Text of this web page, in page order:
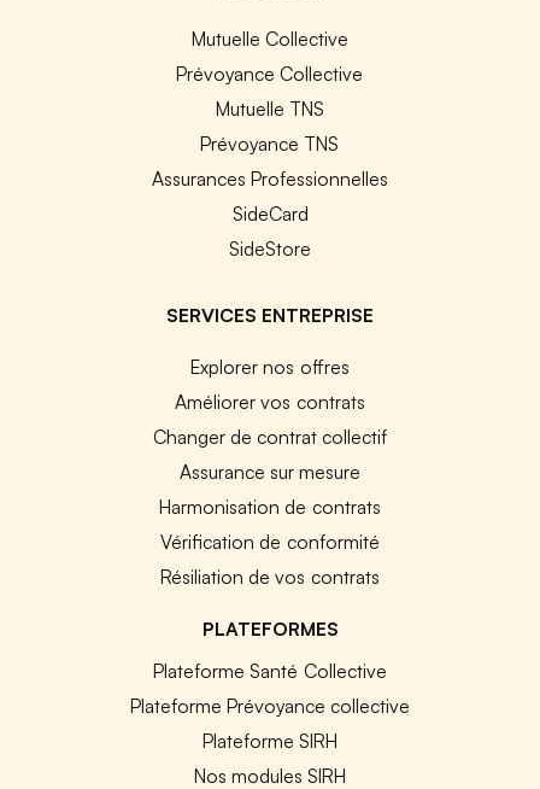
Mutuelle Collective
Prévoyance Collective
Mutuelle TNS
Prévoyance TNS
Assurances Professionnelles
SideCard
SideStore
SERVICES ENTREPRISE
Explorer nos offres
Améliorer vos contrats
Changer de contrat collectif
Assurance sur mesure
Harmonisation de contrats
Vérification de conformité
Résiliation de vos contrats
PLATEFORMES
Plateforme Santé Collective
Plateforme Prévoyance collective
Plateforme SIRH
Nos modules SIRH